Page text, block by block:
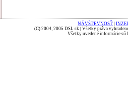
NÁVŠTEVNOSŤ
(C) 2004, 2005 DSL.sk | Všetky práva
Všetky uvedené informácie sú